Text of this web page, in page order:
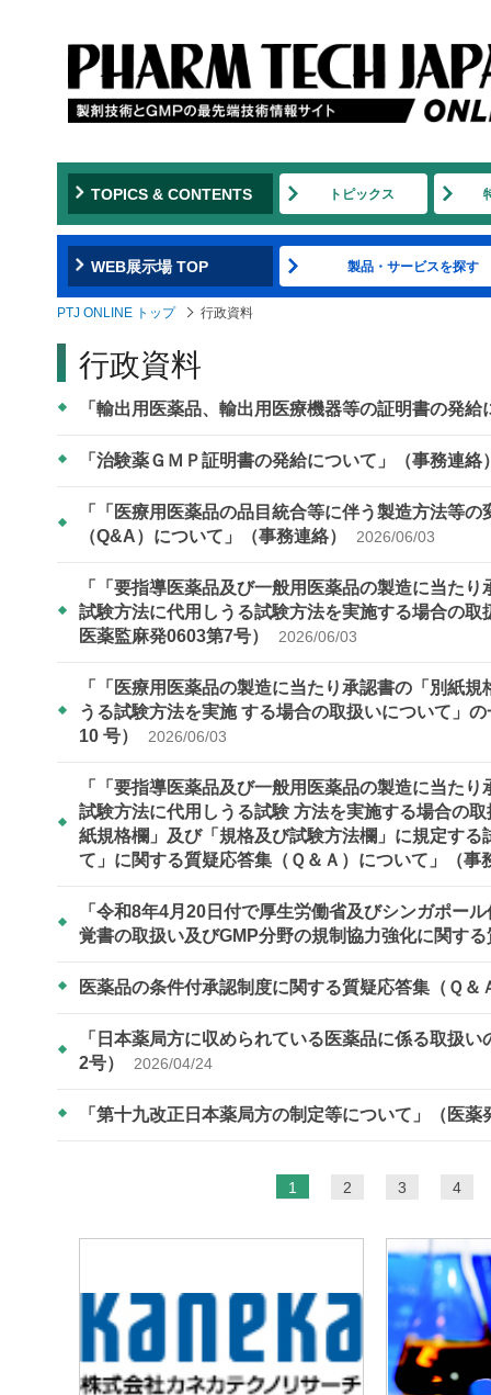
TOPICS & CONTENTS トピックス
WEB展示場 TOP 製品・サービスを探す
PTJ ONLINE トップ 行政資料
行政資料
「輸出用医薬品、輸出用医療機器等の証明書の発
「治験薬ＧＭＰ証明書の発給について」（事務連絡
「「医療用医薬品の品目統合等に伴う製造方法等
（Q&A）について」（事務連絡）
2026/06/03
「「要指導医薬品及び一般用医薬品の製造に当た
試験方法に代用しうる試験方法を実施する場合の
医薬監麻発0603第7号）
2026/06/03
「「医療用医薬品の製造に当たり承認書の「別紙
うる試験方法を実施 する場合の取扱いについて」
10 号）
2026/06/03
「「要指導医薬品及び一般用医薬品の製造に当た
試験方法に代用しうる試験 方法を実施する場合の
紙規格欄」及び「規格及び試験方法欄」に規定す
て」に関する質疑応答集（Ｑ＆Ａ）について」（事
「令和8年4月20日付で厚生労働省及びシンガポ
覚書の取扱い及びGMP分野の規制協力強化に関す
医薬品の条件付承認制度に関する質疑応答集（Ｑ
「日本薬局方に収められている医薬品に係る取扱
2号）
2026/04/24
「第十九改正日本薬局方の制定等について」（医
1 2 3 4